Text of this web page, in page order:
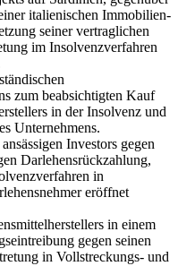
italienischen Immobilien-
seiner vertraglichen
im Insolvenzverfahren
zum beabsichtigten Kauf
in der Insolvenz und
Unternehmens.
Investors gegen
Darlehensrückzahlung,
in
eröffnet
in einem
gegen seinen
in Vollstreckungs- und